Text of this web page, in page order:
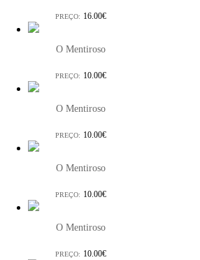
PREÇO: 16.00€
O Mentiroso
PREÇO: 10.00€
O Mentiroso
PREÇO: 10.00€
O Mentiroso
PREÇO: 10.00€
O Mentiroso
PREÇO: 10.00€